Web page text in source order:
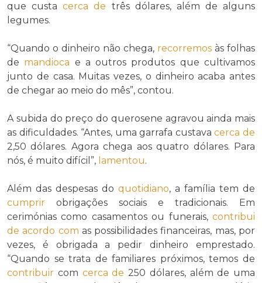
que custacerca de três dólares, além de alguns
legumes.
“Quando o dinheiro não chega, recorremos às folhas
de mandioca e a outros produtos que cultivamos
junto de casa. Muitas vezes, o dinheiro acaba antes
de chegar ao meio do mês”, contou.
A subida do preço do querosene agravou ainda mais
as dificuldades. “Antes, uma garrafa custavacerca de
2,50 dólares. Agora chega aos quatro dólares. Para
nós, é muito difícil”, lamentou.
Além das despesas do quotidiano, a família tem de
cumprir obrigações sociais e tradicionais. Em
cerimónias como casamentos ou funerais, contribui
de acordo com as possibilidades financeiras, mas, por
vezes, é obrigada a pedir dinheiro emprestado.
“Quando se trata de familiares próximos, temos de
contribuir com cerca de 250 dólares, além de uma